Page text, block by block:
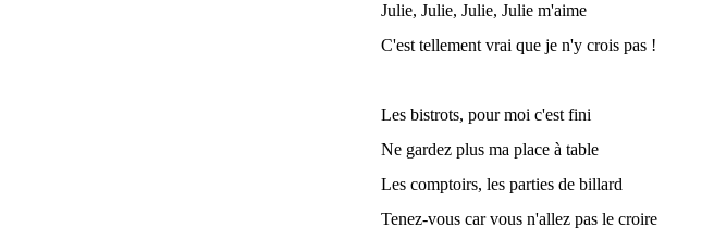
Julie, Julie, Julie, Julie m'aime
C'est tellement vrai que je n'y crois pas !
Les bistrots, pour moi c'est fini
Ne gardez plus ma place à table
Les comptoirs, les parties de billard
Tenez-vous car vous n'allez pas le croire